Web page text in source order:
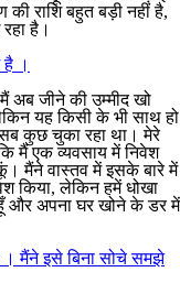
राशि बहुत बड़ी नहीं है,
है।
।
अब जीने की उम्मीद खो
यह किसी के भी साथ हो
कुछ चुका रहा था। मेरे
मैं एक व्यवसाय में निवेश
मैंने वास्तव में इसके बारे में
किया, लेकिन हमें धोखा
और अपना घर खोने के डर में
। मैंने इसे बिना सोचे समझे